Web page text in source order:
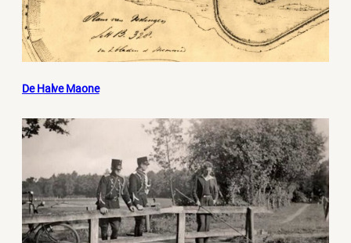
De Halve Maone